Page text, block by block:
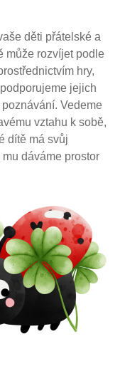
děti přátelské a
může rozvíjet podle
hry,
jejich
Vedeme
vztahu k sobě,
dítě má svůj
dáváme prostor